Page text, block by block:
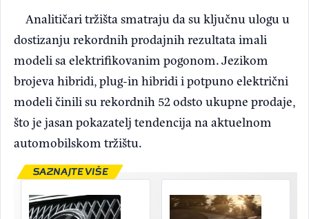
Analitičari tržišta smatraju da su ključnu ulogu u
dostizanju rekordnih prodajnih rezultata imali
modeli sa elektrifikovanim pogonom. Jezikom
brojeva hibridi, plug-in hibridi i potpuno električni
modeli činili su rekordnih 52 odsto ukupne prodaje,
što je jasan pokazatelj tendencija na aktuelnom
automobilskom tržištu.
SAZNAJTE VIŠE